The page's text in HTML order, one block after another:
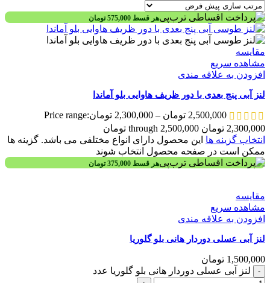
هر قسط 575,000 تومان
مقایسه
مشاهده سریع
افزودن به علاقه مندی
لنز آبی پنج بعدی با دور ظریف هاوایی بلو آماندا
2,500,000 تومان –
2,300,000 تومانPrice range:
2,300,000 تومان through 2,500,000 تومان
انتخاب گزینه ها این محصول دارای انواع مختلفی می باشد. گزینه ها
ممکن است در صفحه محصول انتخاب شوند
هر قسط 375,000 تومان
مقایسه
مشاهده سریع
افزودن به علاقه مندی
لنز آبی عسلی دوردار هانی بلو گلوریا
1,500,000 تومان
لنز آبی عسلی دوردار هانی بلو گلوریا عدد